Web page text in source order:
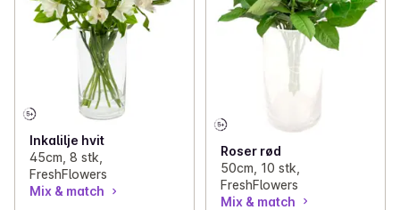
Inkalilje hvit
45cm, 8 stk,
FreshFlowers
Mix & match
Roser rød
50cm, 10 stk,
FreshFlowers
Mix & match